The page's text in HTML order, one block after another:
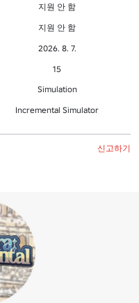
지원 안 함
지원 안 함
2026. 8. 7.
15
Simulation
Incremental Simulator
신고하기